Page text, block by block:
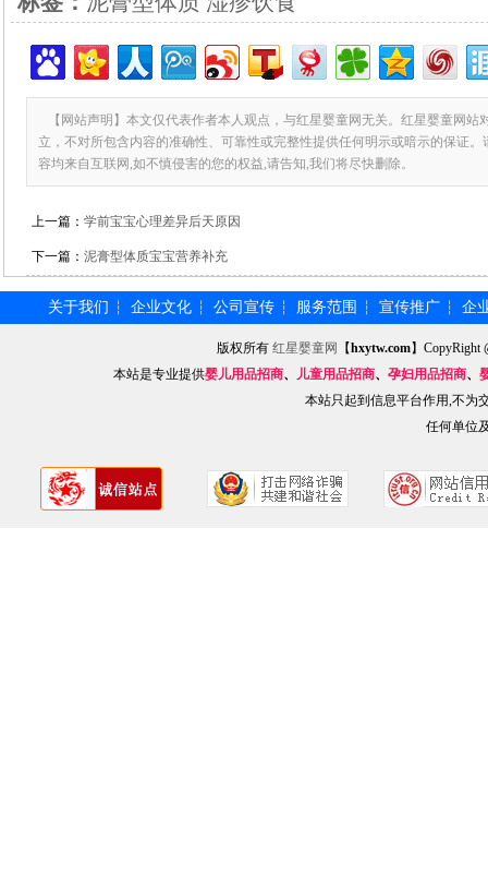
【网站声明】本文仅代表作者本人观点，与红星婴童网无关。红星婴童网站
立，不对所包含内容的准确性、可靠性或完整性提供任何明示或暗示的保证
容均来自互联网,如不慎侵害的您的权益,请告知,我们将尽快删除。
上一篇： 学前宝宝心理差异后天原因
下一篇： 泥膏型体质宝宝营养补充
关于我们 ┆ 企业文化 ┆ 公司宣传 ┆ 服务范围 ┆ 宣传推广 ┆ 企
版权所有 红星婴童网 【hxytw.com】CopyRight
本站是专业提供婴儿用品招商、 儿童用品招商、 孕妇用品招商、
本站只起到信息平台作用,不为
任何单位